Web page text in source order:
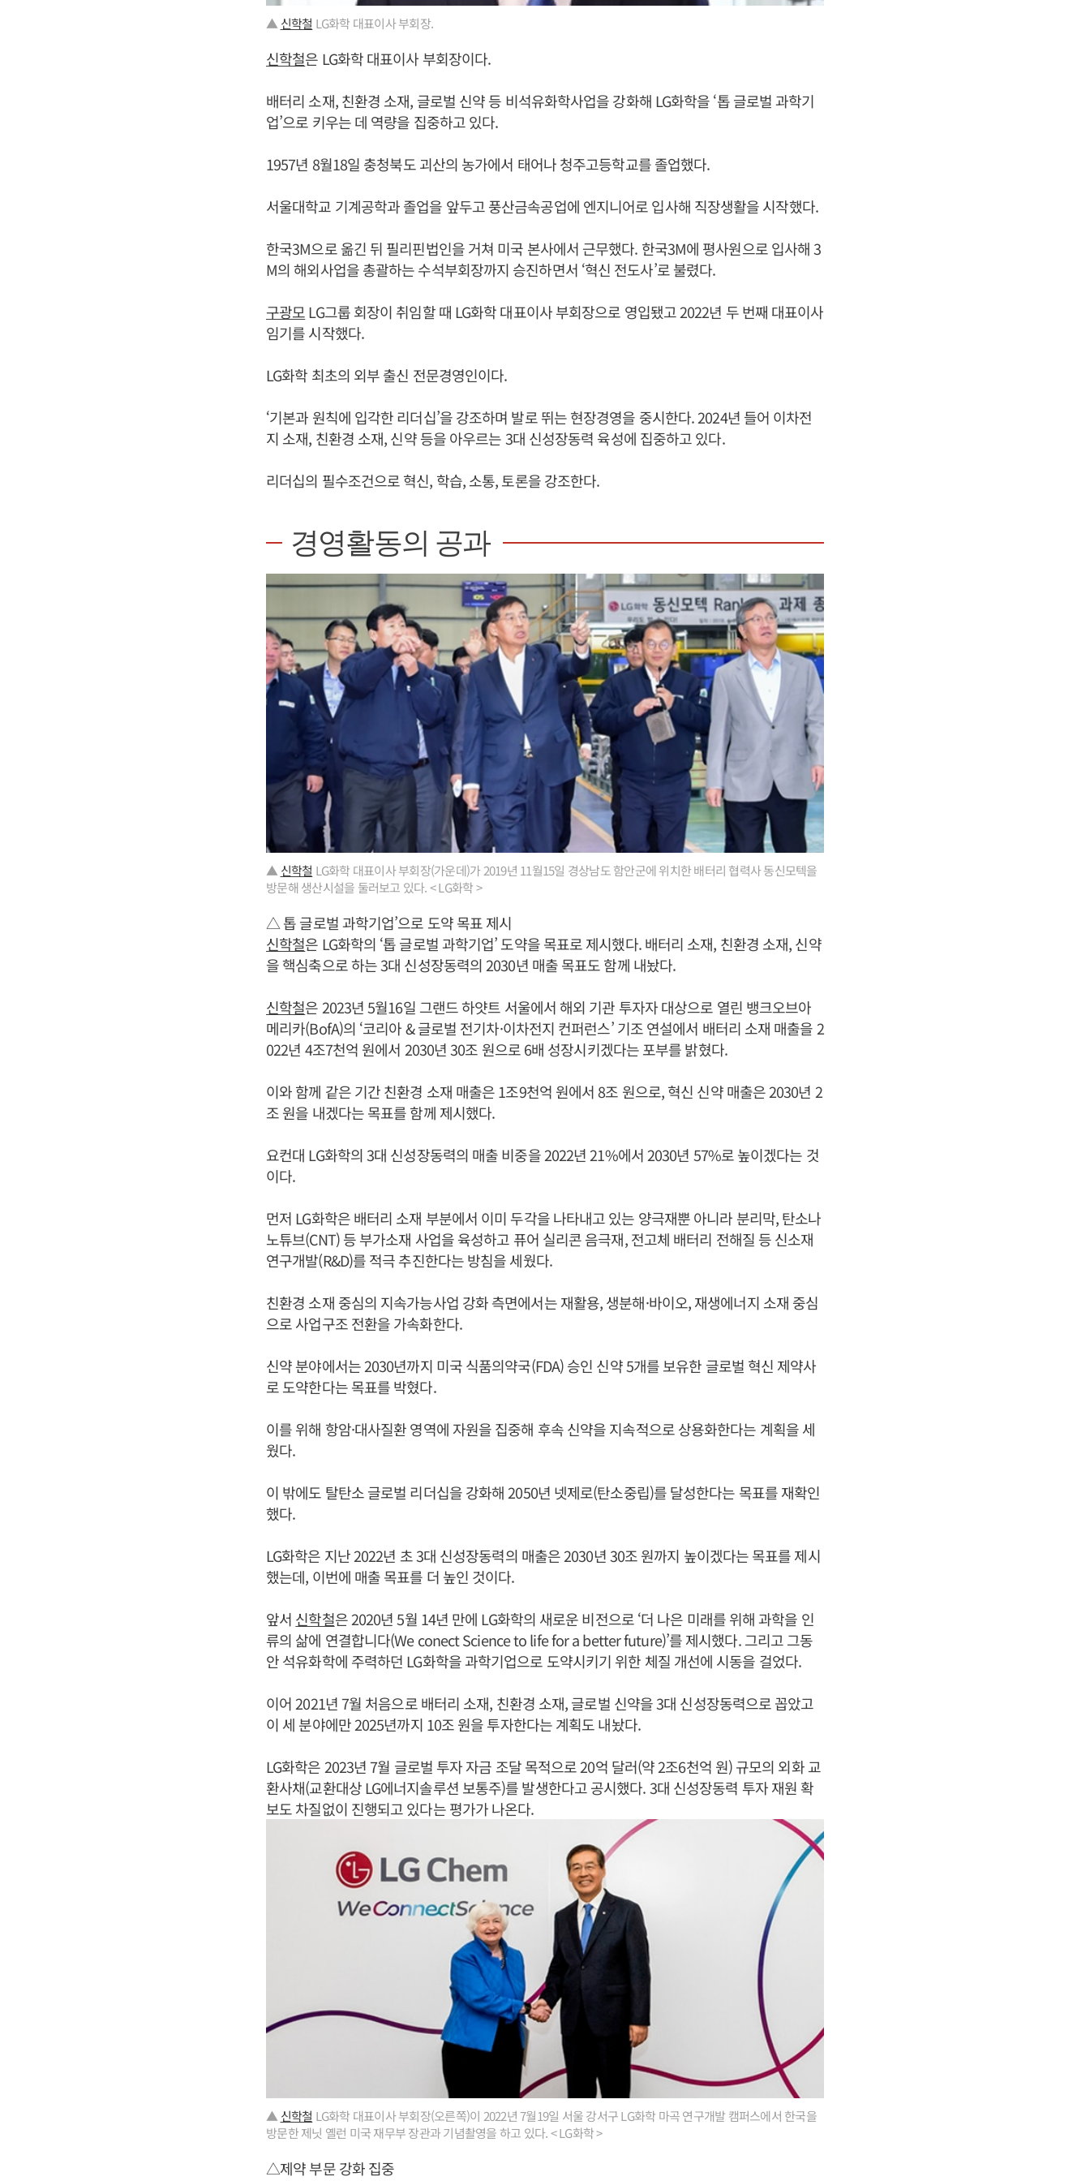
▲ 신학철 LG화학 대표이사 부회장.
신학철은 LG화학 대표이사 부회장이다.
배터리 소재, 친환경 소재, 글로벌 신약 등 비석유화학사업을 강화해 LG화학을 ‘톱 글로벌 과학기
업’으로 키우는 데 역량을 집중하고 있다.
1957년 8월18일 충청북도 괴산의 농가에서 태어나 청주고등학교를 졸업했다.
서울대학교 기계공학과 졸업을 앞두고 풍산금속공업에 엔지니어로 입사해 직장생활을 시작했다.
한국3M으로 옮긴 뒤 필리핀법인을 거쳐 미국 본사에서 근무했다. 한국3M에 평사원으로 입사해 3
M의 해외사업을 총괄하는 수석부회장까지 승진하면서 ‘혁신 전도사’로 불렸다.
구광모LG그룹 회장이 취임할 때 LG화학 대표이사 부회장으로 영입됐고 2022년 두 번째 대표이사
임기를 시작했다.
LG화학 최초의 외부 출신 전문경영인이다.
‘기본과 원칙에 입각한 리더십’을 강조하며 발로 뛰는 현장경영을 중시한다. 2024년 들어 이차전
지 소재, 친환경 소재, 신약 등을 아우르는 3대 신성장동력 육성에 집중하고 있다.
리더십의 필수조건으로 혁신, 학습, 소통, 토론을 강조한다.
경영활동의 공과
▲ 신학철 LG화학 대표이사 부회장(가운데)가 2019년 11월15일 경상남도 함안군에 위치한 배터리 협력사 동신모텍을
방문해 생산시설을 둘러보고 있다. < LG화학 >
△ 톱 글로벌 과학기업’으로 도약 목표 제시
신학철은 LG화학의 ‘톱 글로벌 과학기업’ 도약을 목표로 제시했다. 배터리 소재, 친환경 소재, 신약
을 핵심축으로 하는 3대 신성장동력의 2030년 매출 목표도 함께 내놨다.
신학철은 2023년 5월16일 그랜드 하얏트 서울에서 해외 기관 투자자 대상으로 열린 뱅크오브아
메리카(BofA)의 ‘코리아 & 글로벌 전기차·이차전지 컨퍼런스’ 기조 연설에서 배터리 소재 매출을 2
022년 4조7천억 원에서 2030년 30조 원으로 6배 성장시키겠다는 포부를 밝혔다.
이와 함께 같은 기간 친환경 소재 매출은 1조9천억 원에서 8조 원으로, 혁신 신약 매출은 2030년 2
조 원을 내겠다는 목표를 함께 제시했다.
요컨대 LG화학의 3대 신성장동력의 매출 비중을 2022년 21%에서 2030년 57%로 높이겠다는 것
이다.
먼저 LG화학은 배터리 소재 부분에서 이미 두각을 나타내고 있는 양극재뿐 아니라 분리막, 탄소나
노튜브(CNT) 등 부가소재 사업을 육성하고 퓨어 실리콘 음극재, 전고체 배터리 전해질 등 신소재
연구개발(R&D)를 적극 추진한다는 방침을 세웠다.
친환경 소재 중심의 지속가능사업 강화 측면에서는 재활용, 생분해·바이오, 재생에너지 소재 중심
으로 사업구조 전환을 가속화한다.
신약 분야에서는 2030년까지 미국 식품의약국(FDA) 승인 신약 5개를 보유한 글로벌 혁신 제약사
로 도약한다는 목표를 박혔다.
이를 위해 항암·대사질환 영역에 자원을 집중해 후속 신약을 지속적으로 상용화한다는 계획을 세
웠다.
이 밖에도 탈탄소 글로벌 리더십을 강화해 2050년 넷제로(탄소중립)를 달성한다는 목표를 재확인
했다.
LG화학은 지난 2022년 초 3대 신성장동력의 매출은 2030년 30조 원까지 높이겠다는 목표를 제시
했는데, 이번에 매출 목표를 더 높인 것이다.
앞서 신학철은 2020년 5월 14년 만에 LG화학의 새로운 비전으로 ‘더 나은 미래를 위해 과학을 인
류의 삶에 연결합니다(We conect Science to life for a better future)’를 제시했다. 그리고 그동
안 석유화학에 주력하던 LG화학을 과학기업으로 도약시키기 위한 체질 개선에 시동을 걸었다.
이어 2021년 7월 처음으로 배터리 소재, 친환경 소재, 글로벌 신약을 3대 신성장동력으로 꼽았고
이 세 분야에만 2025년까지 10조 원을 투자한다는 계획도 내놨다.
LG화학은 2023년 7월 글로벌 투자 자금 조달 목적으로 20억 달러(약 2조6천억 원) 규모의 외화 교
환사채(교환대상 LG에너지솔루션 보통주)를 발생한다고 공시했다. 3대 신성장동력 투자 재원 확
보도 차질없이 진행되고 있다는 평가가 나온다.
▲ 신학철 LG화학 대표이사 부회장(오른쪽)이 2022년 7월19일 서울 강서구 LG화학 마곡 연구개발 캠퍼스에서 한국을
방문한 제닛 옐런 미국 재무부 장관과 기념촬영을 하고 있다. < LG화학 >
△제약 부문 강화 집중